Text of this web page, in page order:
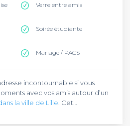
Verre entre amis
Soirée étudiante
Mariage / PACS
incontournable si vous
avec vos amis autour d’un
la ville de Lille . Cet
place de la Nouvelle
Wazemmes. Vous pouvez
à bières craft (artisanales) au